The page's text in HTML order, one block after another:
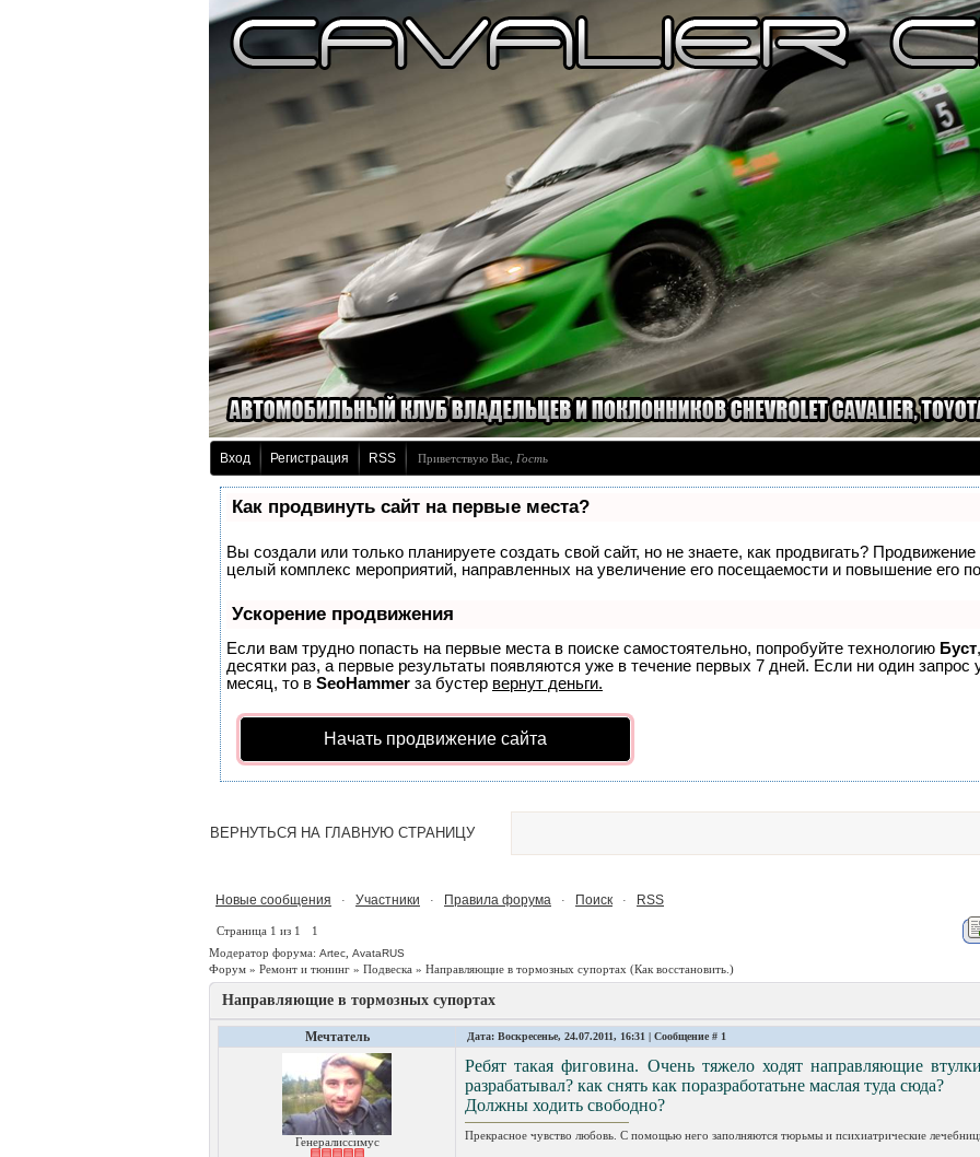
Вход Регистрация RSS Приветствую Вас Гость
Как продвинуть сайт на первые места?
Вы создали или только планируете создать свой сайт, но не знаете, как продвигать?
целый комплекс мероприятий, направленных на увеличение его посещаемости и повышение его
Ускорение продвижения
Если вам трудно попасть на первые места в поиске самостоятельно, попробуйте технологию Буст
десятки раз, а первые результаты появляются уже в течение первых 7 дней. Если ни один запрос
месяц, то в SeoHammer за бустер вернут деньги.
Начать продвижение сайта
ВЕРНУТЬСЯ НА ГЛАВНУЮ СТРАНИЦУ
Новые сообщения · Участники · Правила форума · Поиск · RSS
Страница 1 из 1
1
Модератор форума: Artec AvataRUS
Форум » Ремонт и тюнинг » Подвеска » Направляющие в тормозных супортах (Как восстановить.)
Направляющие в тормозных супортах
Мечтатель Дата: Воскресенье, 24.07.2011, 16:31 | Сообщение # 1
Генералиссимус
Ребят такая фиговина. Очень тяжело ходят направляющие
разрабатывал? как снять как поразработатьне маслая туда сюда?
Должны ходить свободно?
Прекрасное чувство любовь. С помощью него заполняются тюрьмы и психиатрические